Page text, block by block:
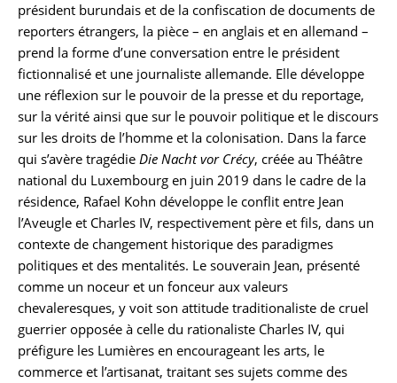
président burundais et de la confiscation de documents de
reporters étrangers, la pièce – en anglais et en allemand –
prend la forme d’une conversation entre le président
fictionnalisé et une journaliste allemande. Elle développe
une réflexion sur le pouvoir de la presse et du reportage,
sur la vérité ainsi que sur le pouvoir politique et le discours
sur les droits de l’homme et la colonisation. Dans la farce
qui s’avère tragédie Die Nacht vor Crécy, créée au Théâtre
national du Luxembourg en juin 2019 dans le cadre de la
résidence, Rafael Kohn développe le conflit entre Jean
l’Aveugle et Charles IV, respectivement père et fils, dans un
contexte de changement historique des paradigmes
politiques et des mentalités. Le souverain Jean, présenté
comme un noceur et un fonceur aux valeurs
chevaleresques, y voit son attitude traditionaliste de cruel
guerrier opposée à celle du rationaliste Charles IV, qui
préfigure les Lumières en encourageant les arts, le
commerce et l’artisanat, traitant ses sujets comme des